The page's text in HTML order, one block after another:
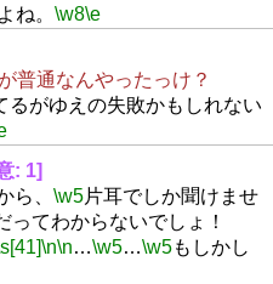
ね。 \w8\e
普通なんやったっけ？
るがゆえの失敗かもしれない
: 1]
ら、 \w5片耳でしか聞けませ
ってわからないでしょ！
\n\n…\w5…\w5もしかし